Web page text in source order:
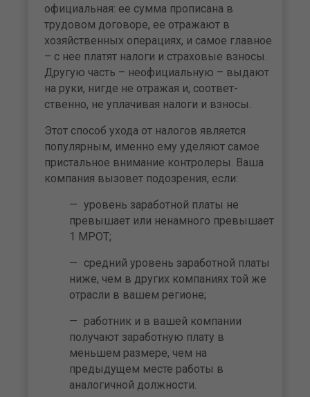
официальная: ее сумма прописана в
трудовом договоре, ее отражают в
хозяйственных операциях, и самое главное
– с нее пла­тят налоги и страховые взносы.
Другую часть – неофици­альную – выдают
на руки, нигде не отражая и, соответ­
ственно, не уплачивая налоги и взносы.
Этот способ ухода от налогов является
популярным, именно ему уделяют самое
пристальное внимание кон­тролеры. Ваша
компания вызовет подозрения, если:
уровень заработной платы не
превышает или нена­много превышает
1 МРОТ;
средний уровень заработной платы
ниже, чем в дру­гих компаниях той же
отрасли в вашем регионе;
работник и в вашей компании
получают заработную плату в
меньшем размере, чем на
предыдущем месте работы в
аналогичной должности.